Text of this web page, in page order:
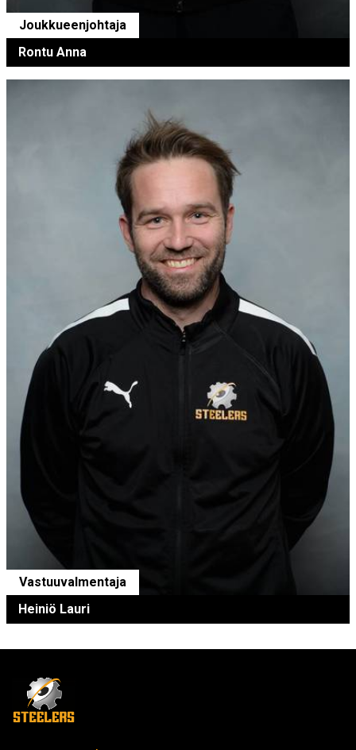
Joukkueenjohtaja
Rontu Anna
Vastuuvalmentaja
Heiniö Lauri